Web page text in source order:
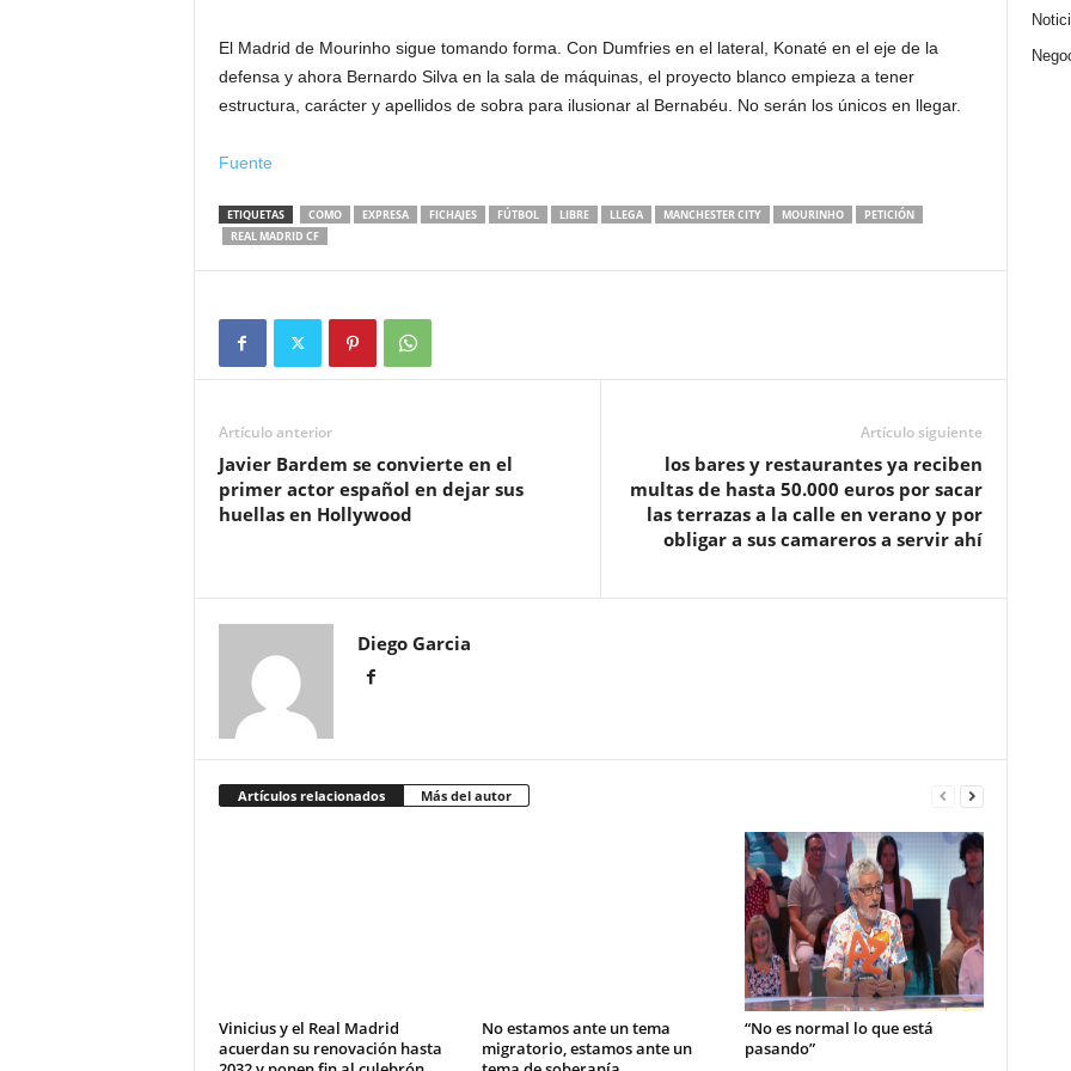
El Madrid de Mourinho sigue tomando forma. Con Dumfries en el lateral, Konaté en el eje de la
defensa y ahora Bernardo Silva en la sala de máquinas, el proyecto blanco empieza a tener
estructura, carácter y apellidos de sobra para ilusionar al Bernabéu. No serán los únicos en llegar.
Fuente
ETIQUETAS COMO EXPRESA FICHAJES FÚTBOL LIBRE LLEGA MANCHESTER CITY MOURINHO
PETICIÓN
REAL MADRID CF
Artículo anterior
Javier Bardem se convierte en el
primer actor español en dejar sus
huellas en Hollywood
Artículo siguiente
los bares y restaurantes ya reciben
multas de hasta 50.000 euros por sacar
las terrazas a la calle en verano y por
obligar a sus camareros a servir ahí
Diego Garcia
Artículos relacionados Más del autor
Vinicius y el Real Madrid
acuerdan su renovación hasta
No estamos ante un tema
migratorio, estamos ante un
“No es normal lo que está
pasando”